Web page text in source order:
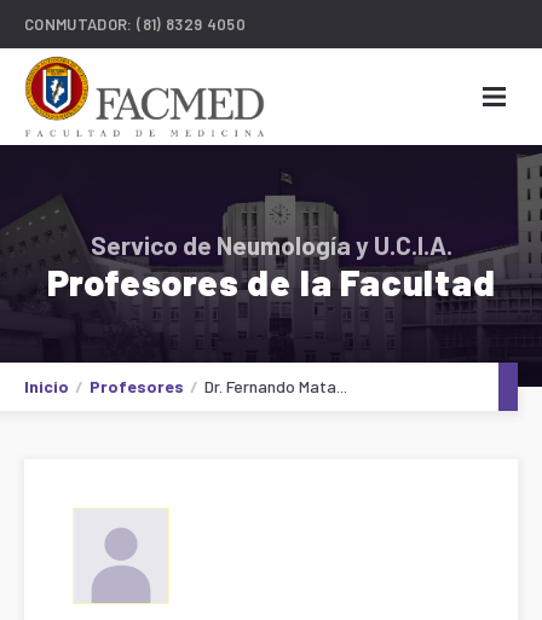
CONMUTADOR:(81) 8329 4050
Servico de Neumología y U.C.I.A.
Profesores de la Facultad
Inicio Profesores Dr. Fernando Mata...